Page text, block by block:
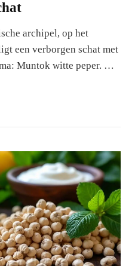
archipel, op het
een verborgen schat met
Muntok witte peper. …